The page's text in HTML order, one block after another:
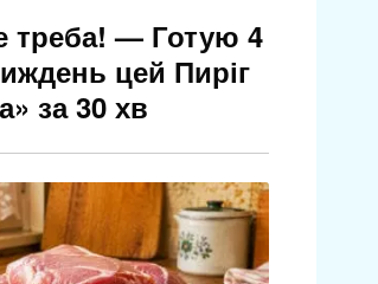
треба! — Готую 4
цей Пиріг
за 30 хв